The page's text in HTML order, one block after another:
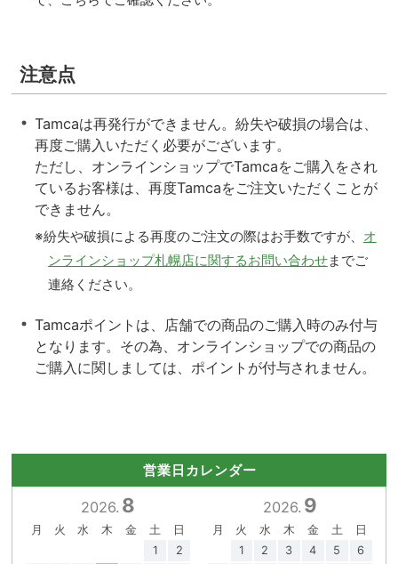
注意点
Tamcaは再発行ができません。紛失や破損の場合は、
再度ご購入いただく必要がございます。
ただし、オンラインショップでTamcaをご購入をされ
ているお客様は、再度Tamcaをご注文いただくことが
できません。
※紛失や破損による再度のご注文の際はお手数ですが、 オ
ンラインショップ札幌店に関するお問い合わせまでご
連絡ください。
Tamcaポイントは、店舗での商品のご購入時のみ付与
となります。その為、オンラインショップでの商品の
ご購入に関しましては、ポイントが付与されません。
営業日カレンダー
2026. 8
月 火 水 木 金 土
日
1
2
2026. 9
月 火 水 木 金 土
日
1
2 3 4 5
6